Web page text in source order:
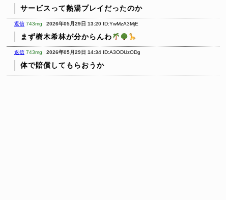
サービスって熱湯プレイだったのか
返信 743mg 2026年05月29日 13:20 ID:YwMzA3MjE
まず樹木希林が分からんわ
返信 743mg 2026年05月29日 14:34 ID:A3ODUzODg
体で賠償してもらおうか